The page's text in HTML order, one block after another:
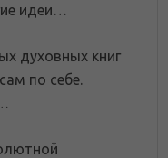
идеи…
духовных книг
по себе.